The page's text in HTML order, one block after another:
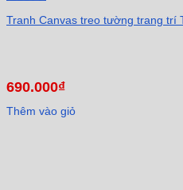
Tranh Canvas treo tường trang trí
690.000₫
Thêm vào giỏ